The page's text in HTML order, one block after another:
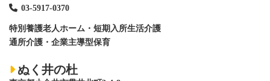
03-5917-0370
特別養護老人ホーム ・短期入所生活介護
通所介護・企業主導型保育
ぬく井の杜